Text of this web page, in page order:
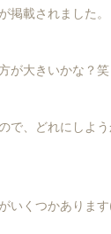
掲載されました。
が大きいかな？笑
で、どれにしよ
いくつかあります